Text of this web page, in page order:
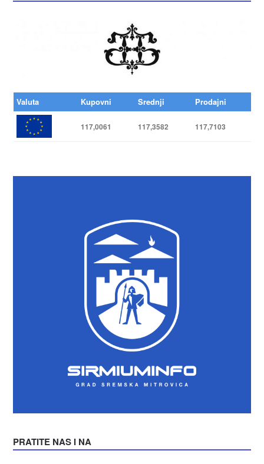
Valuta Kupovni Srednji Prodajni
117,0061 117,3582 117,7103
PRATITE NAS I NA